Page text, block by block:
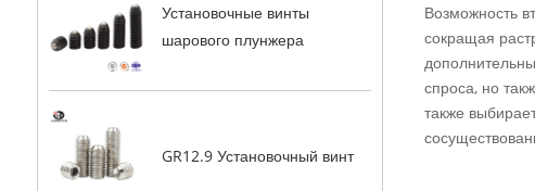
Установочные винты
шарового плунжера
GR12.9 Установочный винт
Возможность
сокращая
спроса, но
также